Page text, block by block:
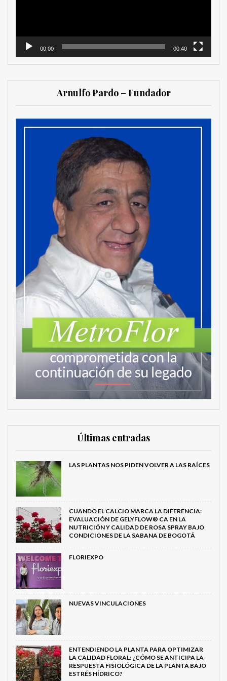
00:00 00:40
Arnulfo Pardo – Fundador
Últimas entradas
LAS PLANTAS NOS PIDEN VOLVER A LAS RAÍCES
CUANDO EL CALCIO MARCA LA DIFERENCIA:
EVALUACIÓN DE GELYFLOW® CA EN LA
NUTRICIÓN Y CALIDAD DE ROSA SPRAY BAJO
CONDICIONES DE LA SABANA DE BOGOTÁ
FLORIEXPO
NUEVAS VINCULACIONES
ENTENDIENDO LA PLANTA PARA OPTIMIZAR
LA CALIDAD FLORAL: ¿CÓMO SE ANTICIPA LA
RESPUESTA FISIOLÓGICA DE LA PLANTA BAJO
ESTRÉS HÍDRICO?